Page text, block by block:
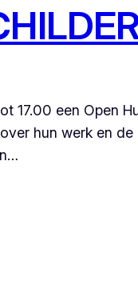
17.00 een Open
hun werk en